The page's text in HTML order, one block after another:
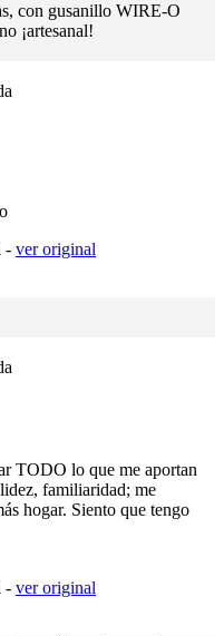
- ver original
TODO lo que me aportan
familiaridad; me
hogar. Siento que tengo
- ver original